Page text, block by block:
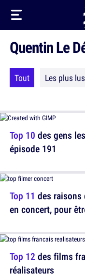
Quentin Le
Tout Les plus lus
Top 10 des gens
épisode 191
Top 12 des films
réalisateurs
Top 11 des
en concert, pour